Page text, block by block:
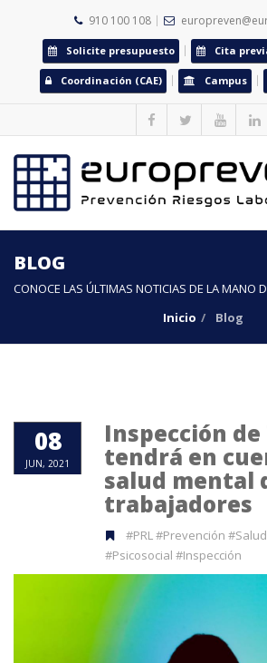
910 100 108
Solicite presupuesto Cita
Coordinación (CAE) Campus
BLOG
CONOCE LAS ÚLTIMAS NOTICIAS DE LA MANO
Inicio
Blog
08
JUN, 2021
Inspección
tendrá en
salud mental
trabajadores
#PRL #Prevención
#Psicosocial #Inspección